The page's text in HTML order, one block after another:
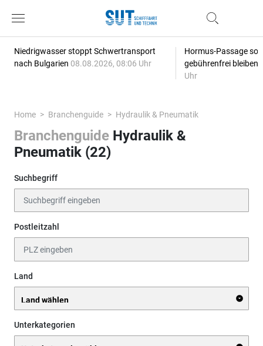
Niedrigwasser stoppt Schwertransport
nach Bulgarien 08.08.2026, 08:06 Uhr
Hormus-Passage
gebührenfrei bleiben
Uhr
Home Branchenguide Hydraulik & Pneumatik
Branchenguide Hydraulik &
Pneumatik (22)
Suchbegriff
Postleitzahl
Land
Unterkategorien